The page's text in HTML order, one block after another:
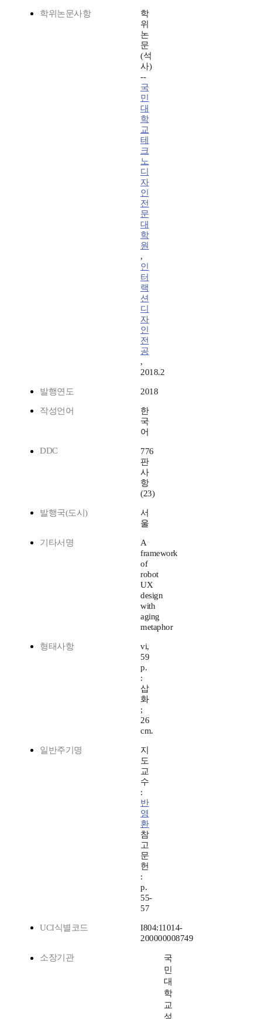
학위논문사항
학
위
논
문
(석
사)
--
국
민
대
학
교
테
크
노
디
자
인
전
문
대
학
원
,
인
터
랙
션
디
자
인
전
공
,
2018.2
발행연도 2018
작성언어
한
국
어
DDC
776
판
사
항
(23)
발행국(도시)
서
울
기타서명
A
framework
of
robot
UX
design
with
aging
metaphor
형태사항
vi,
59
p.
:
삽
화
;
26
cm.
일반주기명
지
도
교
수
:
반
영
환
참
고
문
헌
:
p.
55-
57
UCI식별코드
I804:11014-
200000008749
소장기관
국
민
대
학
교
성